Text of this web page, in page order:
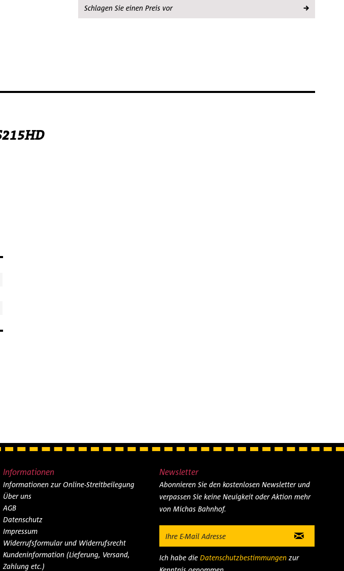
Schlagen Sie einen Preis vor
S215HD
Informationen
Informationen zur Online-Streitbeilegung
Über uns
AGB
Datenschutz
Impressum
Widerrufsformular und Widerrufsrecht
Kundeninformation (Lieferung, Versand,
Zahlung etc.)
Newsletter
Abonnieren Sie den kostenlosen Newsletter und
verpassen Sie keine Neuigkeit oder Aktion mehr
von Michas Bahnhof.
Ich habe die Datenschutzbestimmungenzur